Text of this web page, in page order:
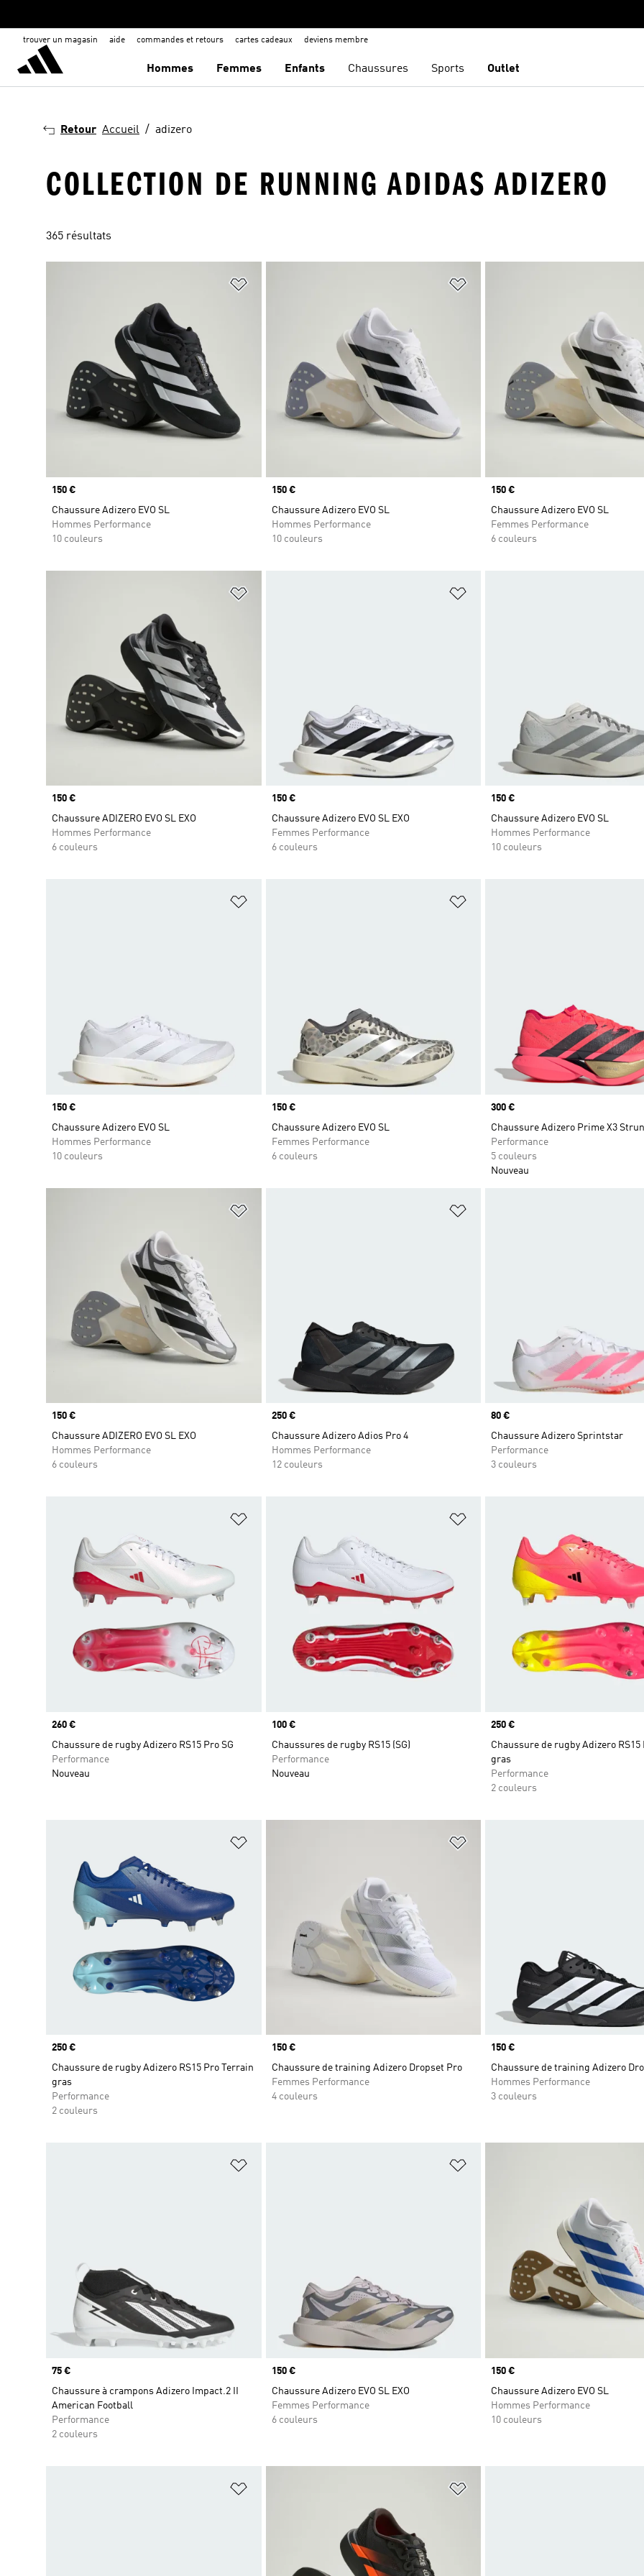
trouver un magasin aide commandes et retours cartes cadeaux deviens membre
Hommes Femmes Enfants Chaussures Sports Outlet
Retour Accueil adizero
COLLECTION DE RUNNING ADIDAS ADIZERO
365 résultats
Prix
150 €
Chaussure Adizero EVO SL
Hommes Performance
10 couleurs
Prix
150 €
Chaussure Adizero EVO SL
Hommes Performance
10 couleurs
Prix
150 €
Chaussure Adizero EVO SL
Femmes Performance
6 couleurs
Prix
150 €
Chaussure ADIZERO EVO SL EXO
Hommes Performance
6 couleurs
Prix
150 €
Chaussure Adizero EVO SL EXO
Femmes Performance
6 couleurs
Prix
150 €
Chaussure Adizero EVO SL
Hommes Performance
10 couleurs
Prix
150 €
Chaussure Adizero EVO SL
Hommes Performance
10 couleurs
Prix
150 €
Chaussure Adizero EVO SL
Femmes Performance
6 couleurs
Prix
300 €
Chaussure Adizero Prime X3
Performance
5 couleurs
Nouveau
Prix
150 €
Chaussure ADIZERO EVO SL EXO
Hommes Performance
6 couleurs
Prix
250 €
Chaussure Adizero Adios Pro 4
Hommes Performance
12 couleurs
Prix
80 €
Chaussure Adizero Sprintstar
Performance
3 couleurs
Prix
260 €
Chaussure de rugby Adizero RS15 Pro SG
Performance
Nouveau
Prix
100 €
Chaussures de rugby RS15 (SG)
Performance
Nouveau
Prix
250 €
Chaussure de rugby Adizero RS15
gras
Performance
2 couleurs
Prix
250 €
Chaussure de rugby Adizero RS15 Pro Terrain
gras
Performance
2 couleurs
Prix
150 €
Chaussure de training Adizero Dropset Pro
Femmes Performance
4 couleurs
Prix
150 €
Chaussure de training Adizero
Hommes Performance
3 couleurs
Prix
75 €
Chaussure à crampons Adizero Impact.2 II
American Football
Performance
2 couleurs
Prix
150 €
Chaussure Adizero EVO SL EXO
Femmes Performance
6 couleurs
Prix
150 €
Chaussure Adizero EVO SL
Hommes Performance
10 couleurs